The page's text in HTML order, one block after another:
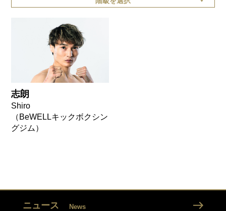
志朗
Shiro
（BeWELLキックボクシン
グジム）
ニュース News